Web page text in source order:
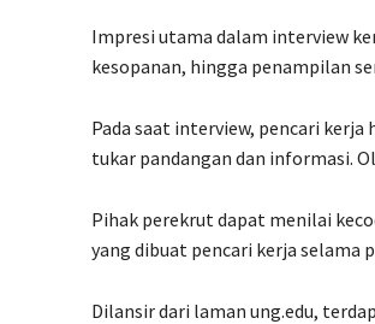
Impresi utama dalam interview
kesopanan, hingga penampilan
Pada saat interview, pencari
tukar pandangan dan informasi.
Pihak perekrut dapat menilai
yang dibuat pencari kerja selama
Dilansir dari laman ung.edu,